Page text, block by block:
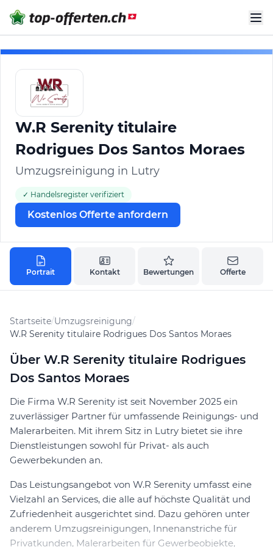
W.R Serenity titulaire
Rodrigues Dos Santos Moraes
Umzugsreinigung in Lutry
✓ Handelsregister verifiziert
Kostenlos Offerte anfordern
Portrait Kontakt Bewertungen Offerte
Startseite/Umzugsreinigung/
W.R Serenity titulaire Rodrigues Dos Santos Moraes
Über W.R Serenity titulaire Rodrigues
Dos Santos Moraes
Die Firma W.R Serenity ist seit November 2025 ein
zuverlässiger Partner für umfassende Reinigungs- und
Malerarbeiten. Mit ihrem Sitz in Lutry bietet sie ihre
Dienstleistungen sowohl für Privat- als auch
Gewerbekunden an.
Das Leistungsangebot von W.R Serenity umfasst eine
Vielzahl an Services, die alle auf höchste Qualität und
Zufriedenheit ausgerichtet sind. Dazu gehören unter
anderem Umzugsreinigungen, Innenanstriche für
Privatkunden, Malerarbeiten für Gewerbeobjekte,